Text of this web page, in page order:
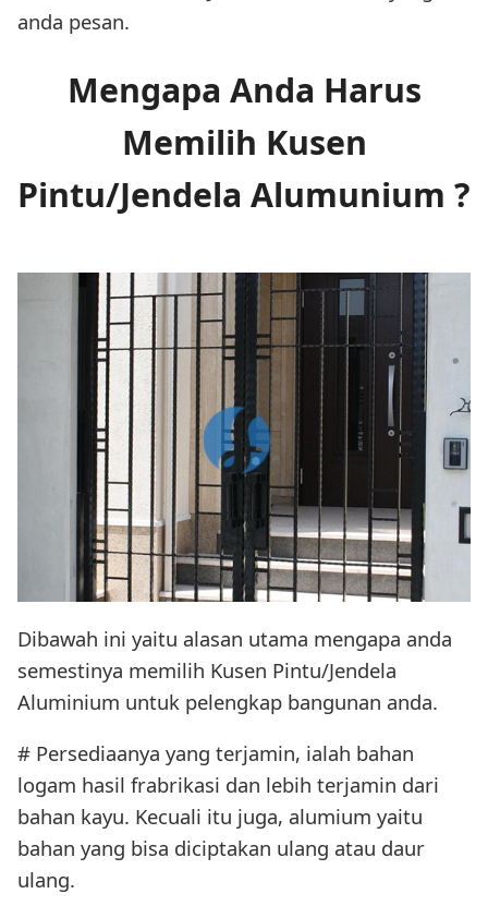
anda pesan.
Mengapa Anda Harus
Memilih Kusen
Pintu/Jendela Alumunium ?
Dibawah ini yaitu alasan utama mengapa anda
semestinya memilih Kusen Pintu/Jendela
Aluminium untuk pelengkap bangunan anda.
# Persediaanya yang terjamin, ialah bahan
logam hasil frabrikasi dan lebih terjamin dari
bahan kayu. Kecuali itu juga, alumium yaitu
bahan yang bisa diciptakan ulang atau daur
ulang.